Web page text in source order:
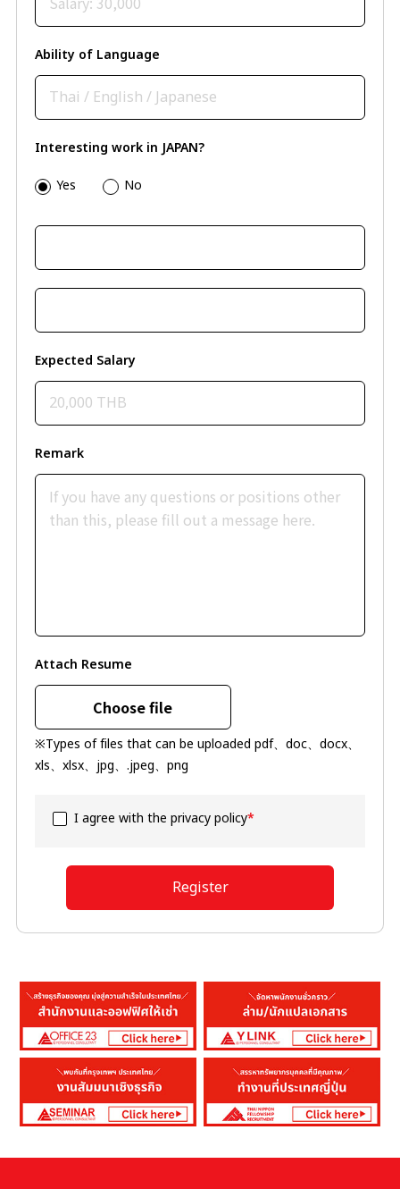
Ability of Language
Interesting work in JAPAN?
Yes
No
Expected Salary
Remark
Attach Resume
Choose file
※Types of files that can be uploaded pdf、doc、docx、
xls、xlsx、jpg、.jpeg、png
I agree with the privacy policy*
Register